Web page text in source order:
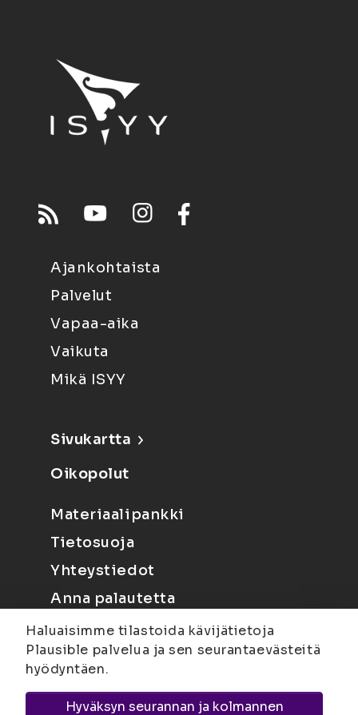
Ajankohtaista
Palvelut
Vapaa-aika
Vaikuta
Mikä ISYY
Sivukartta
Oikopolut
Materiaalipankki
Tietosuoja
Yhteystiedot
Anna palautetta
Haluaisimme tilastoida kävijätietoja
Plausible palvelua ja sen seurantaevästeitä
hyödyntäen.
Hyväksyn seurannan ja kolmannen